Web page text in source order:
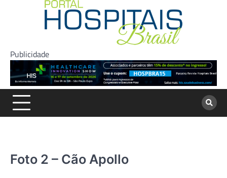
Publicidade
Foto 2 – Cão Apollo